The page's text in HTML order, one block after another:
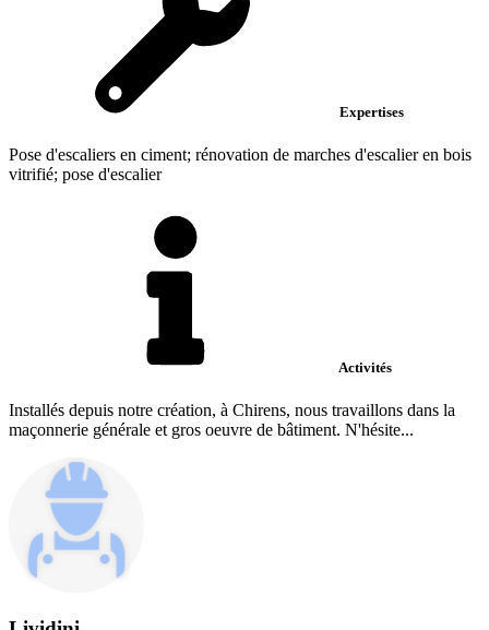
Expertises
Pose d'escaliers en ciment; rénovation de marches d'escalier en bois
vitrifié; pose d'escalier
Activités
Installés depuis notre création, à Chirens, nous travaillons dans la
maçonnerie générale et gros oeuvre de bâtiment. N'hésite...